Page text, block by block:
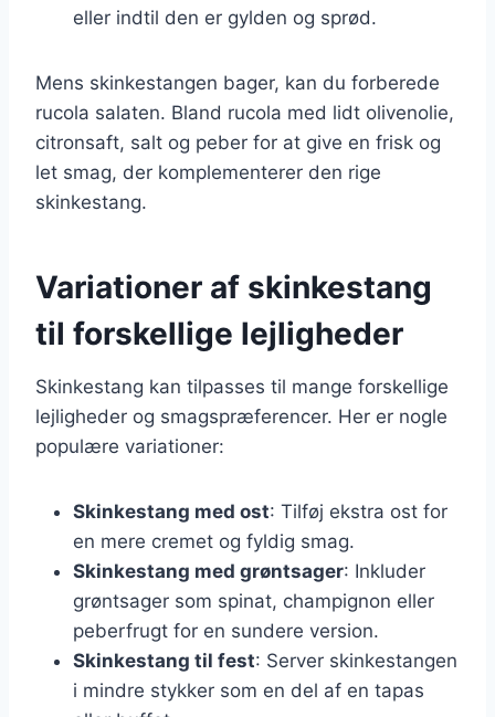
eller indtil den er gylden og sprød.
Mens skinkestangen bager, kan du forberede
rucola salaten. Bland rucola med lidt olivenolie,
citronsaft, salt og peber for at give en frisk og
let smag, der komplementerer den rige
skinkestang.
Variationer af skinkestang
til forskellige lejligheder
Skinkestang kan tilpasses til mange forskellige
lejligheder og smagspræferencer. Her er nogle
populære variationer:
Skinkestang med ost: Tilføj ekstra ost for
en mere cremet og fyldig smag.
Skinkestang med grøntsager: Inkluder
grøntsager som spinat, champignon eller
peberfrugt for en sundere version.
Skinkestang til fest: Server skinkestangen
i mindre stykker som en del af en tapas